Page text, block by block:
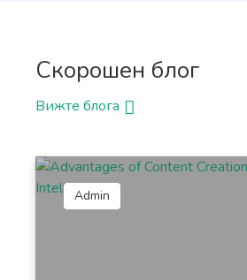
Advantages and features of your
Social Media
Скорошен блог
Вижте блога
Admin